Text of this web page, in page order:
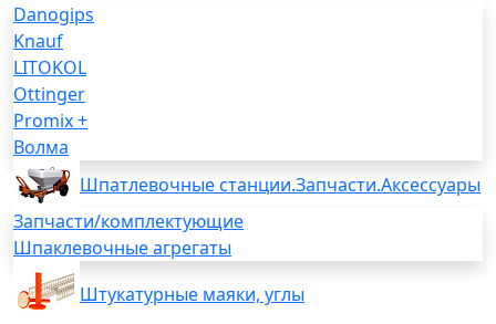
Danogips
Knauf
LITOKOL
Ottinger
Promix +
Волма
Шпатлевочные станции.Запчасти.Аксессуары
Запчасти/комплектующие
Шпаклевочные агрегаты
Штукатурные маяки, углы